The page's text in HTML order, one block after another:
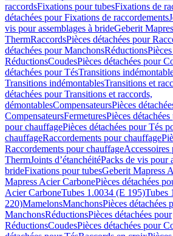
raccordsFixations pour tubesFixations de
détachées pour Fixations de raccordements
vis pour assemblages à brideGeberit
ThermRaccordsPièces détachées pour
détachées pour ManchonsRéductions
RéductionsCoudesPièces détachées pour
détachées pour TésTransitions
Transitions indémontablesTransitions et
détachées pour Transitions et raccords,
démontablesCompensateursPièces
CompensateursFermeturesPièces
pour chauffagePièces détachées pour Tés
chauffageRaccordements pour chauffage
Raccordements pour chauffageAccessoires
ThermJoints d’étanchéitéPacks de vis pour
brideFixations pour tubesGeberit Mapress
Mapress Acier CarbonePièces détachées
Acier CarboneTubes 1.0034 (E 195)Tubes
220)MamelonsManchonsPièces détachées
ManchonsRéductionsPièces détachées pour
RéductionsCoudesPièces détachées pour